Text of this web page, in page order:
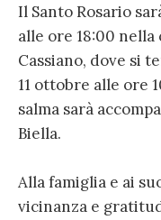
Il Santo Rosario
alle ore 18:00
Cassiano, dove si
11 ottobre alle ore
salma sarà
Biella.
Alla famiglia e ai
vicinanza e